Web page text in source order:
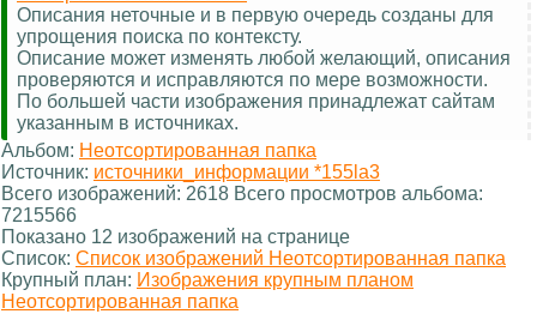
Описания неточные и в первую очередь созданы для
упрощения поиска по контексту.
Описание может изменять любой желающий, описания
проверяются и исправляются по мере возможности.
По большей части изображения принадлежат сайтам
указанным в источниках.
Альбом: Неотсортированная папка
Источник: источники_информации *155la3
Всего изображений: 2618 Всего просмотров альбома:
7215566
Показано 12 изображений на странице
Список: Список изображений Неотсортированная папка
Крупный план: Изображения крупным планом
Неотсортированная папка